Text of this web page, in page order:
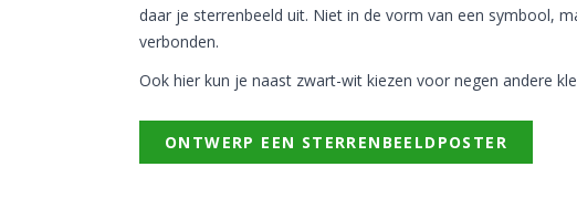
daar je sterrenbeeld uit. Niet in de vorm van een symbool,
verbonden.
Ook hier kun je naast zwart-wit kiezen voor negen andere
ONTWERP EEN STERRENBEELDPOSTER